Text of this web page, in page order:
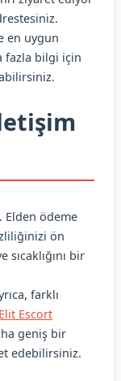
en uygun
fazla bilgi için
Elden ödeme
ön
bir
farklı
Escort
geniş bir
edebilirsiniz.